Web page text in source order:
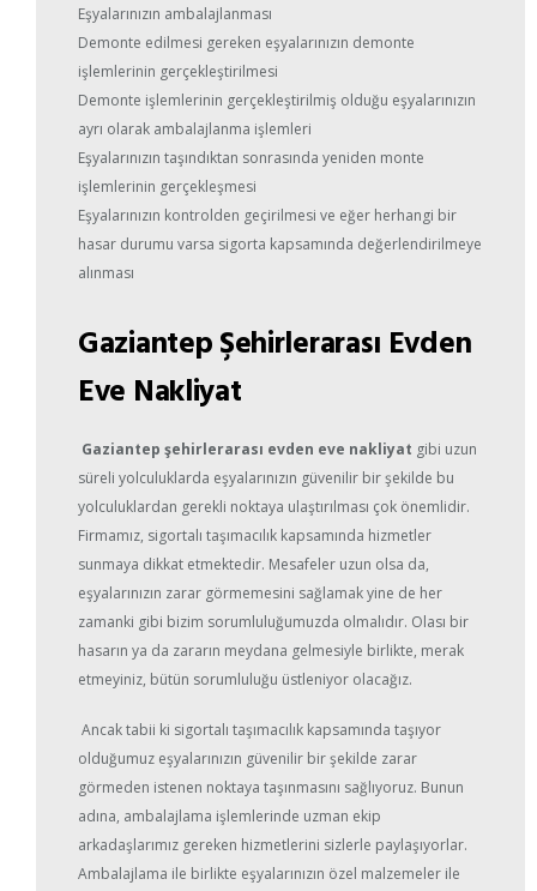
Eşyalarınızın ambalajlanması
Demonte edilmesi gereken eşyalarınızın demonte
işlemlerinin gerçekleştirilmesi
Demonte işlemlerinin gerçekleştirilmiş olduğu eşyalarınızın
ayrı olarak ambalajlanma işlemleri
Eşyalarınızın taşındıktan sonrasında yeniden monte
işlemlerinin gerçekleşmesi
Eşyalarınızın kontrolden geçirilmesi ve eğer herhangi bir
hasar durumu varsa sigorta kapsamında değerlendirilmeye
alınması
Gaziantep Şehirlerarası Evden
Eve Nakliyat
Gaziantep şehirlerarası evden eve nakliyat gibi uzun
süreli yolculuklarda eşyalarınızın güvenilir bir şekilde bu
yolculuklardan gerekli noktaya ulaştırılması çok önemlidir.
Firmamız, sigortalı taşımacılık kapsamında hizmetler
sunmaya dikkat etmektedir. Mesafeler uzun olsa da,
eşyalarınızın zarar görmemesini sağlamak yine de her
zamanki gibi bizim sorumluluğumuzda olmalıdır. Olası bir
hasarın ya da zararın meydana gelmesiyle birlikte, merak
etmeyiniz, bütün sorumluluğu üstleniyor olacağız.
Ancak tabii ki sigortalı taşımacılık kapsamında taşıyor
olduğumuz eşyalarınızın güvenilir bir şekilde zarar
görmeden istenen noktaya taşınmasını sağlıyoruz. Bunun
adına, ambalajlama işlemlerinde uzman ekip
arkadaşlarımız gereken hizmetlerini sizlerle paylaşıyorlar.
Ambalajlama ile birlikte eşyalarınızın özel malzemeler ile